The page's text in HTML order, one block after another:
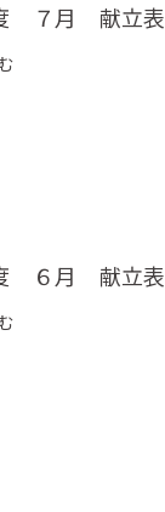
７月 献立表
６月 献立表